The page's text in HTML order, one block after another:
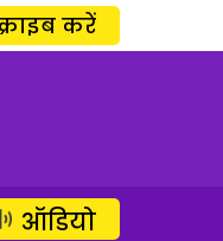
करें
ऑडियो